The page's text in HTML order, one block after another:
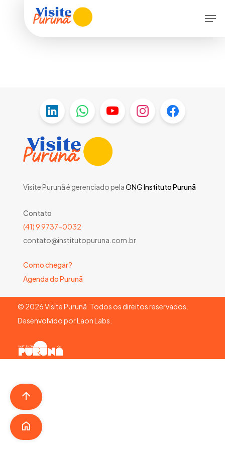
Visite Purunã é gerenciado pelaONGInstituto Purunã
Contato
(41) 9 9737-0032
contato@institutopuruna.com.br
Como chegar?
Agenda do Purunã
© 2026Visite Purunã. Todos os direitos reservados.
Desenvolvido porLaon Labs